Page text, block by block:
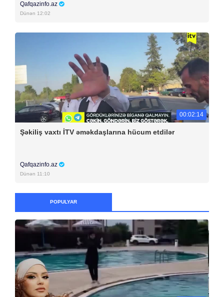
Qafqazinfo.az
Dünən 12:02
00:02:14
Şəkiliş vaxtı İTV əməkdaşlarına hücum etdilər
Qafqazinfo.az
Dünən 11:10
POPULYAR